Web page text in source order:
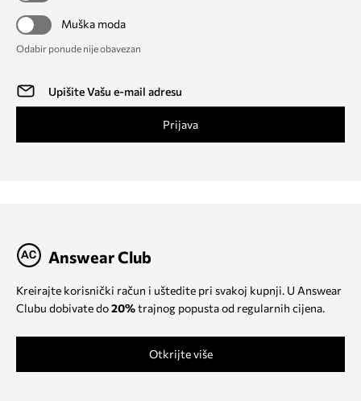
Muška moda
Odabir ponude nije obavezan
Prijava
Answear Club
Kreirajte korisnički račun i uštedite pri svakoj kupnji. U Answear
Clubu dobivate do20%trajnog popusta od regularnih cijena.
Otkrijte više